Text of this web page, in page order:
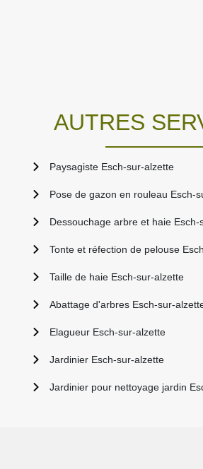
AUTRES
Paysagiste Esch-sur-alzette
Pose de gazon en rouleau Esch-
Dessouchage arbre et haie Esch-
Tonte et réfection de pelouse
Taille de haie Esch-sur-alzette
Abattage d'arbres Esch-sur-
Elagueur Esch-sur-alzette
Jardinier Esch-sur-alzette
Jardinier pour nettoyage jardin